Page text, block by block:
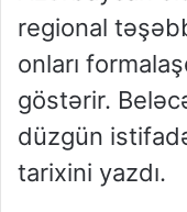
regional
onları
göstərir.
düzgün
tarixini yazdı.